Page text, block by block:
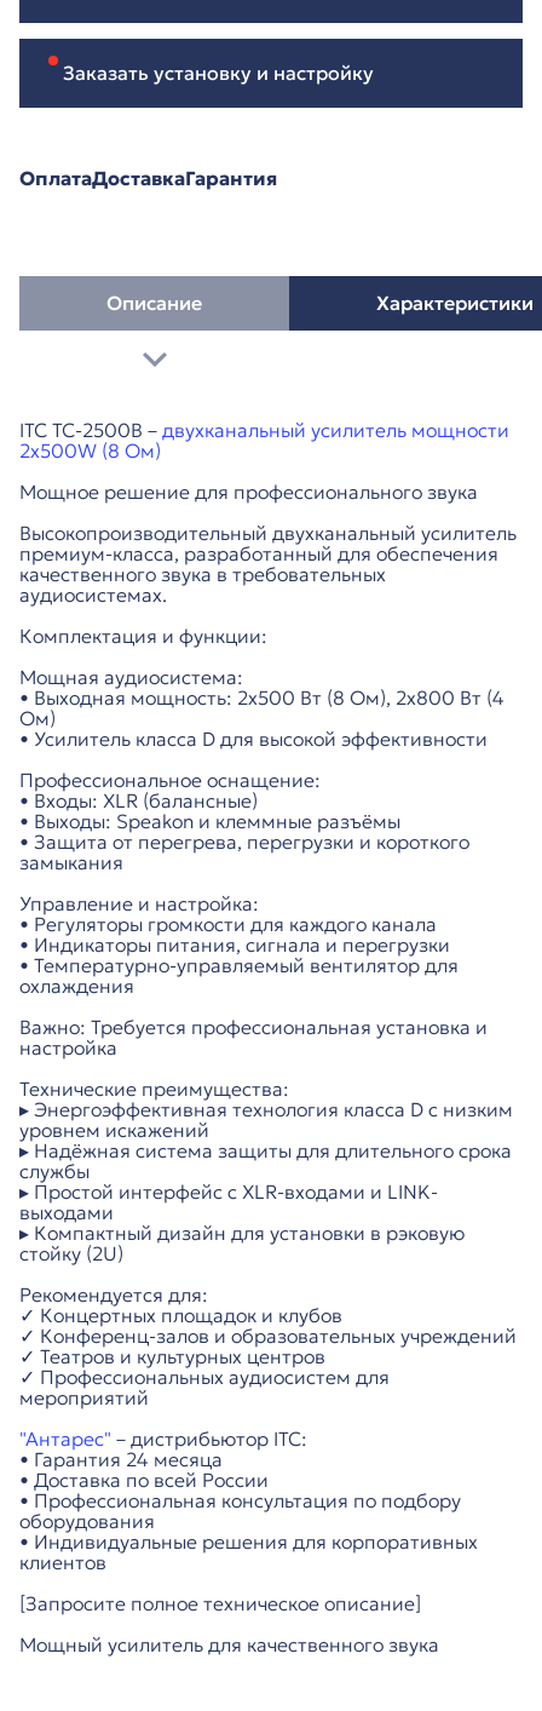
Заказать установку и настройку
ОплатаДоставкаГарантия
Описание Характеристики
ITC TC-2500B – двухканальный усилитель мощности
2x500W (8 Ом)
Мощное решение для профессионального звука
Высокопроизводительный двухканальный усилитель
премиум-класса, разработанный для обеспечения
качественного звука в требовательных
аудиосистемах.
Комплектация и функции:
Мощная аудиосистема:
• Выходная мощность: 2x500 Вт (8 Ом), 2x800 Вт (4
Ом)
• Усилитель класса D для высокой эффективности
Профессиональное оснащение:
• Входы: XLR (балансные)
• Выходы: Speakon и клеммные разъёмы
• Защита от перегрева, перегрузки и короткого
замыкания
Управление и настройка:
• Регуляторы громкости для каждого канала
• Индикаторы питания, сигнала и перегрузки
• Температурно-управляемый вентилятор для
охлаждения
Важно: Требуется профессиональная установка и
настройка
Технические преимущества:
▸ Энергоэффективная технология класса D с низким
уровнем искажений
▸ Надёжная система защиты для длительного срока
службы
▸ Простой интерфейс с XLR-входами и LINK-
выходами
▸ Компактный дизайн для установки в рэковую
стойку (2U)
Рекомендуется для:
✓ Концертных площадок и клубов
✓ Конференц-залов и образовательных учреждений
✓ Театров и культурных центров
✓ Профессиональных аудиосистем для
мероприятий
"Антарес" – дистрибьютор ITC:
• Гарантия 24 месяца
• Доставка по всей России
• Профессиональная консультация по подбору
оборудования
• Индивидуальные решения для корпоративных
клиентов
[Запросите полное техническое описание]
Мощный усилитель для качественного звука